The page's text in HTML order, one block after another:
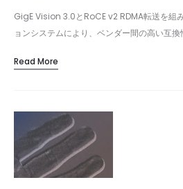
GigE Vision 3.0とRoCE v2 RDMA転送を組
ョンシステムにより、ベンダー間の高い互換
Read More